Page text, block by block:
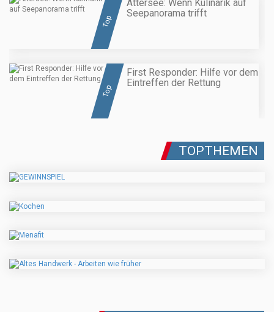
Top
Attersee: Wenn Kulinarik auf
Seepanorama trifft
Top
First Responder: Hilfe vor dem
Eintreffen der Rettung
TOPTHEMEN